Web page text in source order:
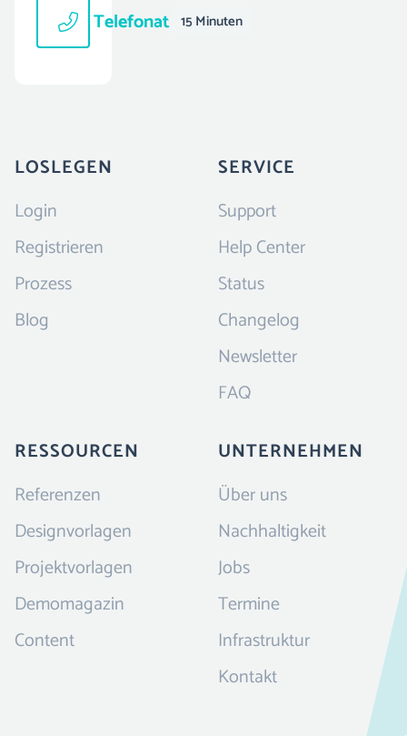
Telefonat 15 Minuten
LOSLEGEN
Login
Registrieren
Prozess
Blog
SERVICE
Support
Help Center
Status
Changelog
Newsletter
FAQ
RESSOURCEN
Referenzen
Designvorlagen
Projektvorlagen
Demomagazin
Content
UNTERNEHMEN
Über uns
Nachhaltigkeit
Jobs
Termine
Infrastruktur
Kontakt